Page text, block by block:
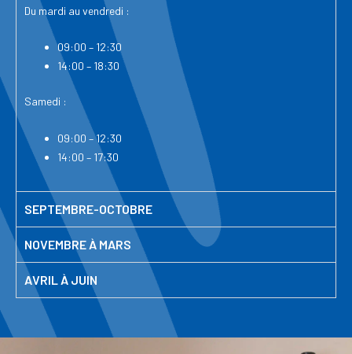
Du mardi au vendredi :
09:00 – 12:30
14:00 – 18:30
Samedi :
09:00 – 12:30
14:00 – 17:30
SEPTEMBRE-OCTOBRE
NOVEMBRE À MARS
AVRIL À JUIN